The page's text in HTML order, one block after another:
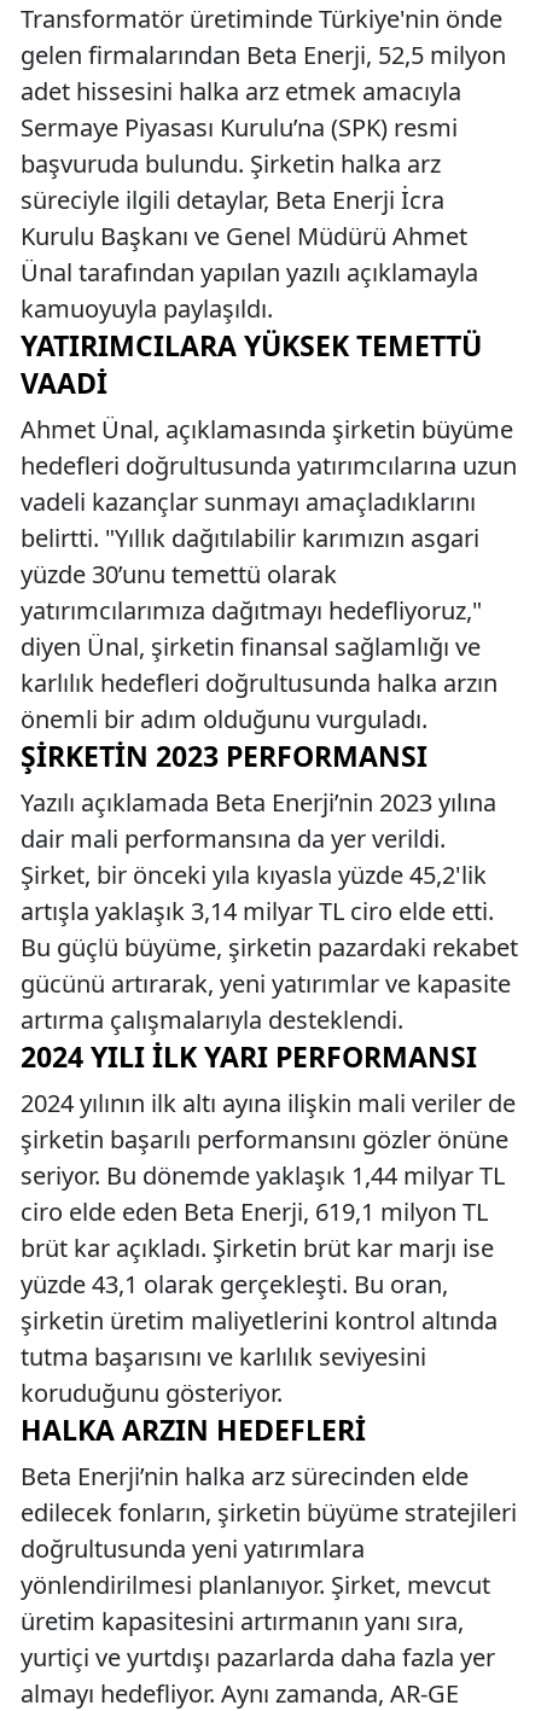
Transformatör üretiminde Türkiye'nin önde
gelen firmalarından Beta Enerji, 52,5 milyon
adet hissesini halka arz etmek amacıyla
Sermaye Piyasası Kurulu’na (SPK) resmi
başvuruda bulundu. Şirketin halka arz
süreciyle ilgili detaylar, Beta Enerji İcra
Kurulu Başkanı ve Genel Müdürü Ahmet
Ünal tarafından yapılan yazılı açıklamayla
kamuoyuyla paylaşıldı.
YATIRIMCILARA YÜKSEK TEMETTÜ
VAADI
Ahmet Ünal, açıklamasında şirketin büyüme
hedefleri doğrultusunda yatırımcılarına uzun
vadeli kazançlar sunmayı amaçladıklarını
belirtti. "Yıllık dağıtılabilir karımızın asgari
yüzde 30’unu temettü olarak
yatırımcılarımıza dağıtmayı hedefliyoruz,"
diyen Ünal, şirketin finansal sağlamlığı ve
karlılık hedefleri doğrultusunda halka arzın
önemli bir adım olduğunu vurguladı.
ŞIRKETIN 2023 PERFORMANSI
Yazılı açıklamada Beta Enerji’nin 2023 yılına
dair mali performansına da yer verildi.
Şirket, bir önceki yıla kıyasla yüzde 45,2'lik
artışla yaklaşık 3,14 milyar TL ciro elde etti.
Bu güçlü büyüme, şirketin pazardaki rekabet
gücünü artırarak, yeni yatırımlar ve kapasite
artırma çalışmalarıyla desteklendi.
2024 YILI İLK YARI PERFORMANSI
2024 yılının ilk altı ayına ilişkin mali veriler de
şirketin başarılı performansını gözler önüne
seriyor. Bu dönemde yaklaşık 1,44 milyar TL
ciro elde eden Beta Enerji, 619,1 milyon TL
brüt kar açıkladı. Şirketin brüt kar marjı ise
yüzde 43,1 olarak gerçekleşti. Bu oran,
şirketin üretim maliyetlerini kontrol altında
tutma başarısını ve karlılık seviyesini
koruduğunu gösteriyor.
HALKA ARZIN HEDEFLERI
Beta Enerji’nin halka arz sürecinden elde
edilecek fonların, şirketin büyüme stratejileri
doğrultusunda yeni yatırımlara
yönlendirilmesi planlanıyor. Şirket, mevcut
üretim kapasitesini artırmanın yanı sıra,
yurtiçi ve yurtdışı pazarlarda daha fazla yer
almayı hedefliyor. Aynı zamanda, AR-GE